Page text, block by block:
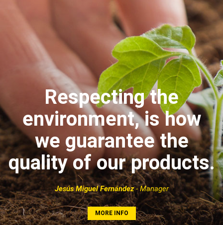
Respecting the
environment, is how
we guarantee the
quality of our products.
Jesús Miguel Fernández- Manager
MORE INFO